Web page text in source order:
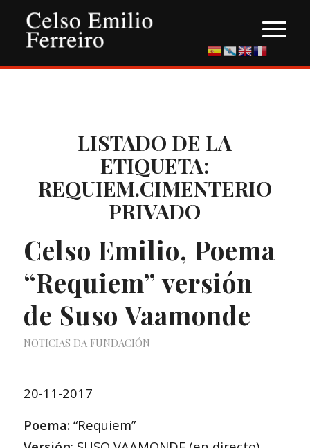
LISTADO DE LA
ETIQUETA:
REQUIEM.CIMENTERIO
PRIVADO
Celso Emilio, Poema
“Requiem” versión
de Suso Vaamonde
NOTICIAS DA FUNDACIÓN
20-11-2017
Poema:“Requiem”